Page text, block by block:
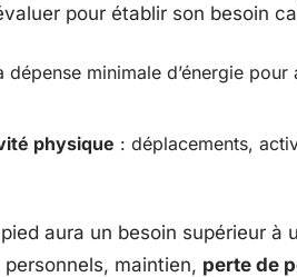
pour établir son besoin
dépense minimale d’énergie
physique : déplacements,
aura un besoin supérieur à
personnels, maintien, perte de